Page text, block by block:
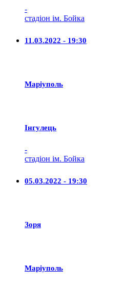
-
стадіон ім. Бойка
11.03.2022 - 19:30
Маріуполь
Iнгулець
-
стадіон ім. Бойка
05.03.2022 - 19:30
Зоря
Маріуполь